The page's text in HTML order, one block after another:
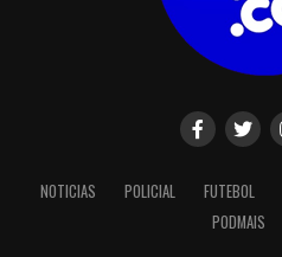
NOTICIAS POLICIAL FUTEBOL
PODMAIS